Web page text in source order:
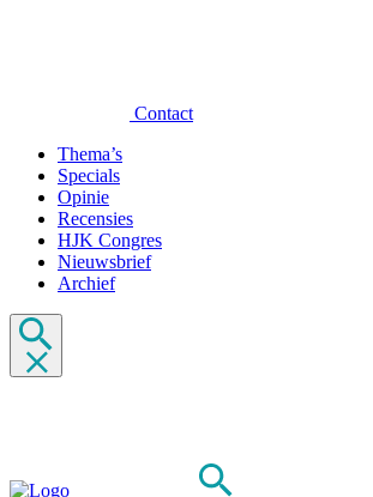
Contact
Thema’s
Specials
Opinie
Recensies
HJK Congres
Nieuwsbrief
Archief